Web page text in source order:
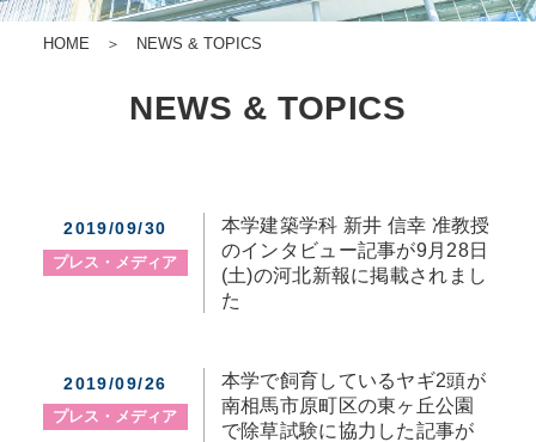
HOME ＞ NEWS & TOPICS
NEWS & TOPICS
2019/09/30
プレス・メディア
本学建築学科 新井 信幸 准教授
のインタビュー記事が9月28日
(土)の河北新報に掲載されまし
た
2019/09/26
プレス・メディア
本学で飼育しているヤギ2頭が
南相馬市原町区の東ヶ丘公園
で除草試験に協力した記事が